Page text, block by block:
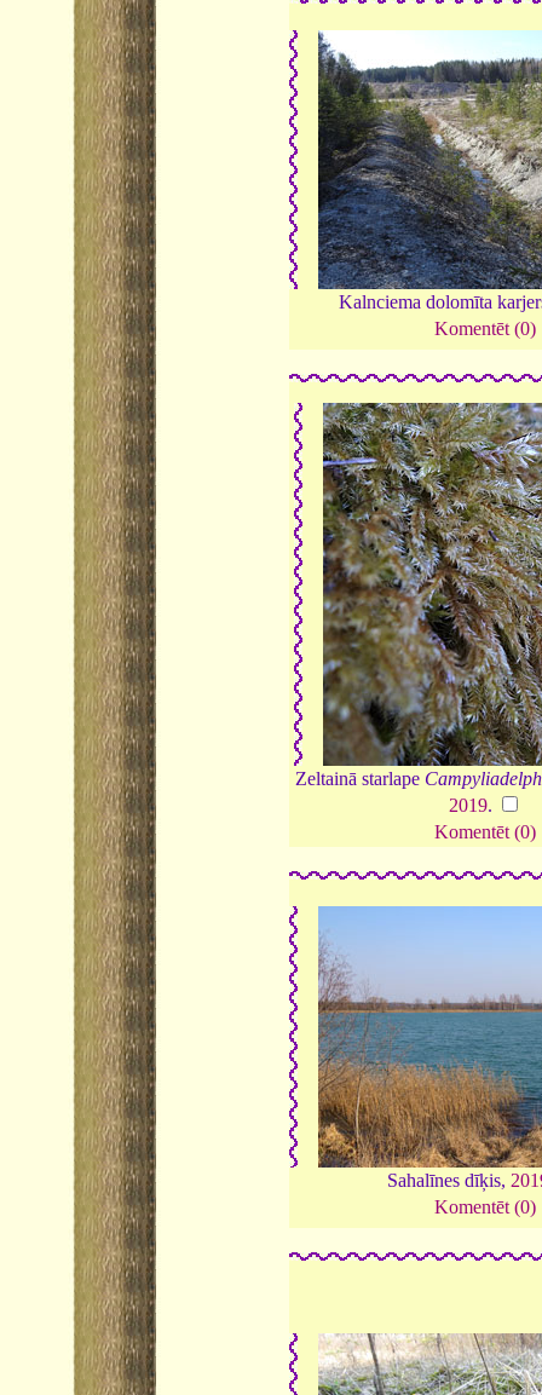
Kalnciema dolomīta
Komentēt (0)
Zeltainā starlape
2019.
Komentēt (0)
Sahalīnes dīķis,
Komentēt (0)